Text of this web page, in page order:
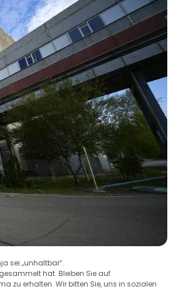
sei „unhaltbar“.
hat. Bleiben Sie auf
zu erhalten. Wir bitten Sie, uns in sozialen